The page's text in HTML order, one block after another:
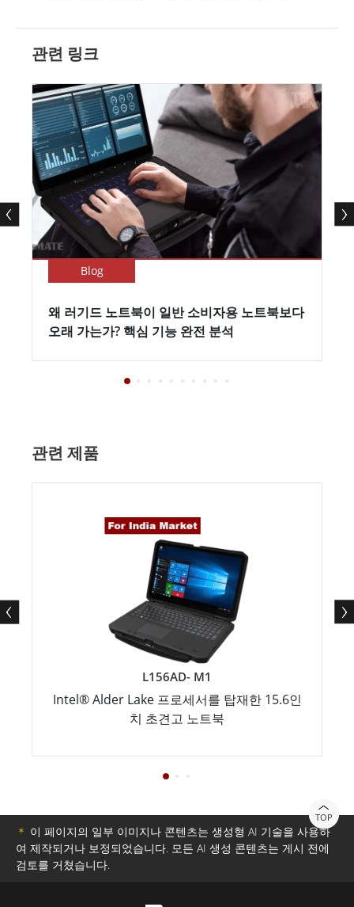
관련 링크
Blog
왜 러기드 노트북이 일반 소비자용 노트북보다
오래 가는가? 핵심 기능 완전 분석
관련 제품
L156AD- M1
Intel® Alder Lake 프로세서를 탑재한 15.6인
치 초견고 노트북
TOP
＊ 이 페이지의 일부 이미지나 콘텐츠는 생성형 AI 기술을 사용하
여 제작되거나 보정되었습니다. 모든 AI 생성 콘텐츠는 게시 전에
검토를 거쳤습니다.